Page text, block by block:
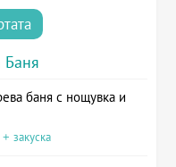
Баня
баня с нощувка и
закуска